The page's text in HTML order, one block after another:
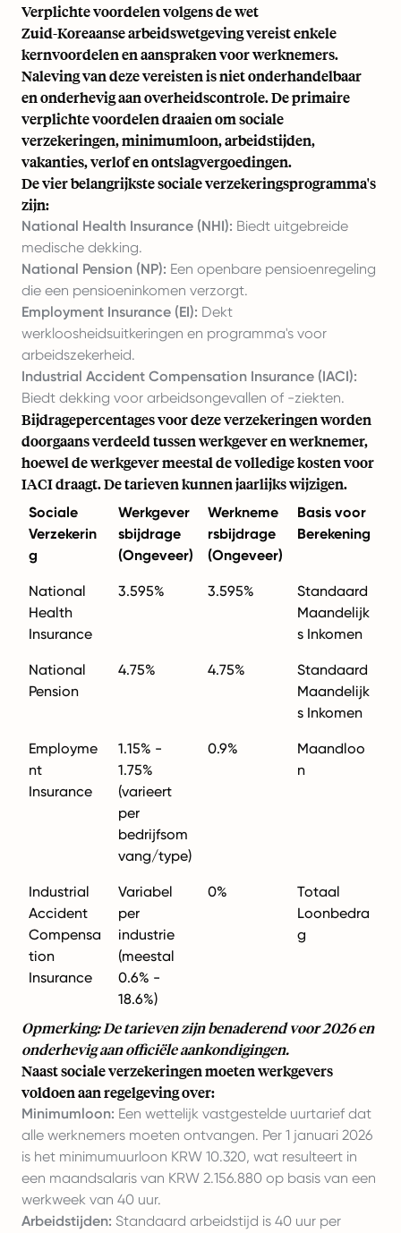
Verplichte voordelen volgens de wet
Zuid-Koreaanse arbeidswetgeving vereist enkele
kernvoordelen en aanspraken voor werknemers.
Naleving van deze vereisten is niet onderhandelbaar
en onderhevig aan overheidscontrole. De primaire
verplichte voordelen draaien om sociale
verzekeringen, minimumloon, arbeidstijden,
vakanties, verlof en ontslagvergoedingen.
De vier belangrijkste sociale verzekeringsprogramma's
zijn:
National Health Insurance (NHI): Biedt uitgebreide
medische dekking.
National Pension (NP): Een openbare pensioenregeling
die een pensioeninkomen verzorgt.
Employment Insurance (EI): Dekt
werkloosheidsuitkeringen en programma's voor
arbeidszekerheid.
Industrial Accident Compensation Insurance (IACI):
Biedt dekking voor arbeidsongevallen of -ziekten.
Bijdragepercentages voor deze verzekeringen worden
doorgaans verdeeld tussen werkgever en werknemer,
hoewel de werkgever meestal de volledige kosten voor
IACI draagt. De tarieven kunnen jaarlijks wijzigen.
Sociale
Verzekerin
g
Werkgever
sbijdrage
(Ongeveer)
Werkneme
rsbijdrage
(Ongeveer)
Basis voor
Berekening
National
Health
Insurance
3.595% 3.595%
Standaard
Maandelijk
s Inkomen
National
Pension
4.75% 4.75%
Standaard
Maandelijk
s Inkomen
Employme
nt
Insurance
1.15% -
1.75%
(varieert
per
bedrijfsom
vang/type)
0.9%
Maandloo
n
Industrial
Accident
Compensa
tion
Insurance
Variabel
per
industrie
(meestal
0.6% -
18.6%)
0%
Totaal
Loonbedra
g
Opmerking: De tarieven zijn benaderend voor 2026 en
onderhevig aan officiële aankondigingen.
Naast sociale verzekeringen moeten werkgevers
voldoen aan regelgeving over:
Minimumloon: Een wettelijk vastgestelde uurtarief dat
alle werknemers moeten ontvangen. Per 1 januari 2026
is het minimumuurloon KRW 10.320, wat resulteert in
een maandsalaris van KRW 2.156.880 op basis van een
werkweek van 40 uur.
Arbeidstijden: Standaard arbeidstijd is 40 uur per